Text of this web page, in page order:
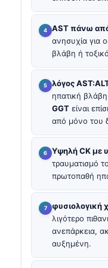
AST πάνω
ανησυχία για
βλάβη ή
λόγος
ηπατική
GGT είναι
από μόνο του
Υψηλή CK με
τραυματισμό
πρωτοπαθή
φυσιολογική
λιγότερο
ανεπάρκεια,
αυξημένη.